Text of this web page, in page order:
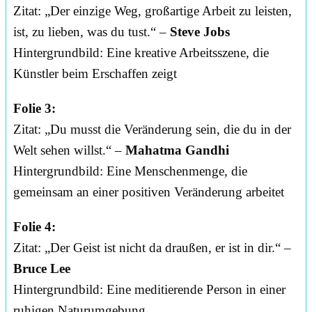
Zitat: „Der einzige Weg, großartige Arbeit zu leisten,
ist, zu lieben, was du tust.“ – Steve Jobs
Hintergrundbild: Eine kreative Arbeitsszene, die
Künstler beim Erschaffen zeigt
Folie 3:
Zitat: „Du musst die Veränderung sein, die du in der
Welt sehen willst.“ – Mahatma Gandhi
Hintergrundbild: Eine Menschenmenge, die
gemeinsam an einer positiven Veränderung arbeitet
Folie 4:
Zitat: „Der Geist ist nicht da draußen, er ist in dir.“ –
Bruce Lee
Hintergrundbild: Eine meditierende Person in einer